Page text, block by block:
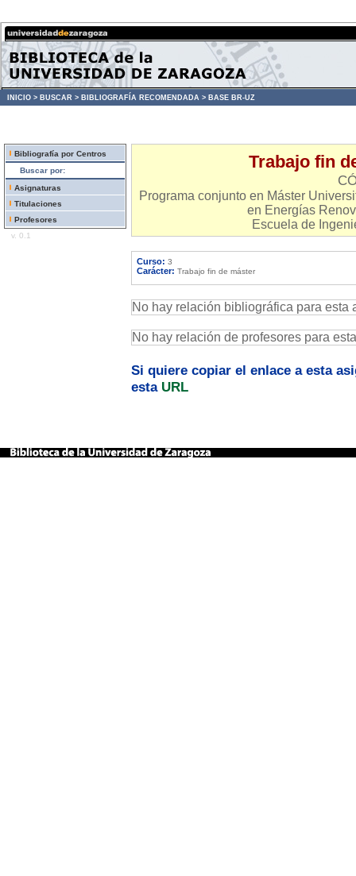
INICIO > BUSCAR > BIBLIOGRAFÍA RECOMENDADA > BASE BR-UZ
Bibliografía por Centros
Buscar por:
Asignaturas
Titulaciones
Profesores
v. 0.1
Trabajo fin
Programa conjunto en Máster
en Energías
Escuela de
Curso: 3
Carácter: Trabajo fin de máster
No hay relación bibliográfica para esta
No hay relación de profesores para
Si quiere copiar el enlace a esta
esta URL